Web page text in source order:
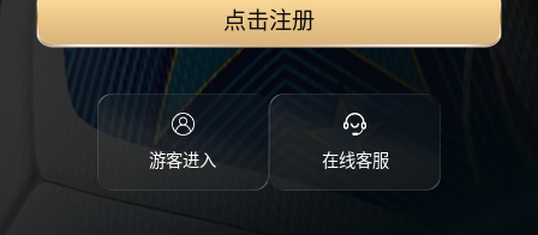
点击注册
游客进入 在线客服